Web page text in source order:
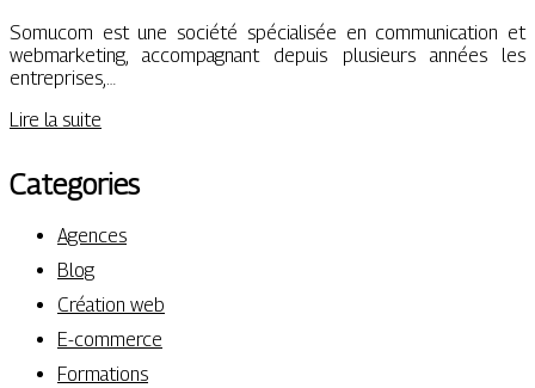
Somucom est une société spécialisée en communication et
webmarketing, accompagnant depuis plusieurs années les
entreprises,…
Lire la suite
Categories
Agences
Blog
Création web
E-commerce
Formations